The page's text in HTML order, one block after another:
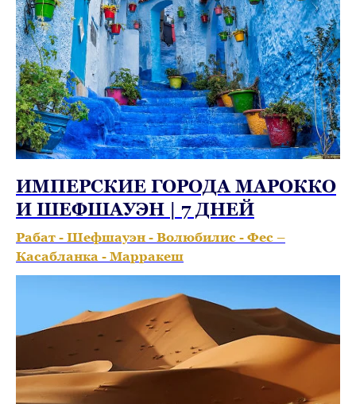
ИМПЕРСКИЕ ГОРОДА МАРОККО
И ШЕФШАУЭН | 7 ДНЕЙ
Рабат - Шефшауэн - Волюбилис - Фес –
Касабланка - Марракеш